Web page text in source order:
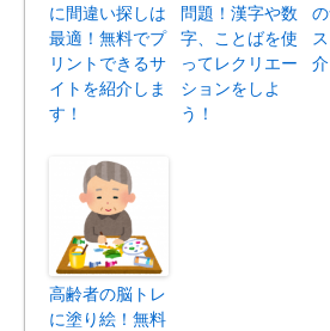
に間違い探しは
最適！無料でプ
リントできるサ
イトを紹介しま
す！
問題！漢字や数
字、ことばを使
ってレクリエー
ションをしよ
う！
介
高齢者の脳トレ
に塗り絵！無料